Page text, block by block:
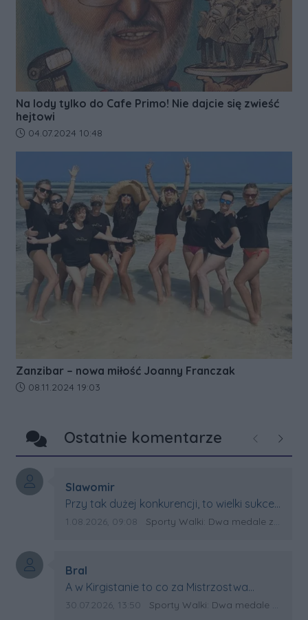
Na lody tylko do Cafe Primo! Nie dajcie się zwieść
hejtowi
Data dodania artykułu:
04.07.2024 10:48
Zanzibar – nowa miłość Joanny Franczak
Data dodania artykułu:
08.11.2024 19:03
Ostatnie komentarze Poprzednie
Autor komentarza:
Slawomir
Treść komentarza:
Przy tak dużej konkurencji, to wielki sukces
Artura. Gratulacje !
Data dodania komentarza:
1.08.2026, 09:08 Źródło komentarza:
Sporty Walki: Dwa medale za oceanem
Autor komentarza:
Bral
Treść komentarza:
A w Kirgistanie to co za Mistrzostwa
Swiata?
Data dodania komentarza:
30.07.2026, 13:50 Źródło komentarza:
Sporty Walki: Dwa medale za oceanem